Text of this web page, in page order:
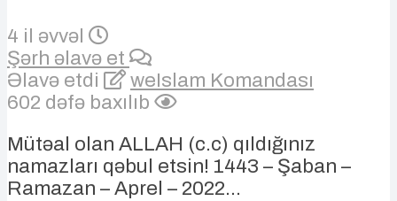
4 il əvvəl
Şərh əlavə et
Əlavə etdi
weIslam Komandası
602 dəfə baxılıb
Mütəal olan ALLAH (c.c) qıldığınız
namazları qəbul etsin! 1443 – Şaban –
Ramazan – Aprel – 2022...